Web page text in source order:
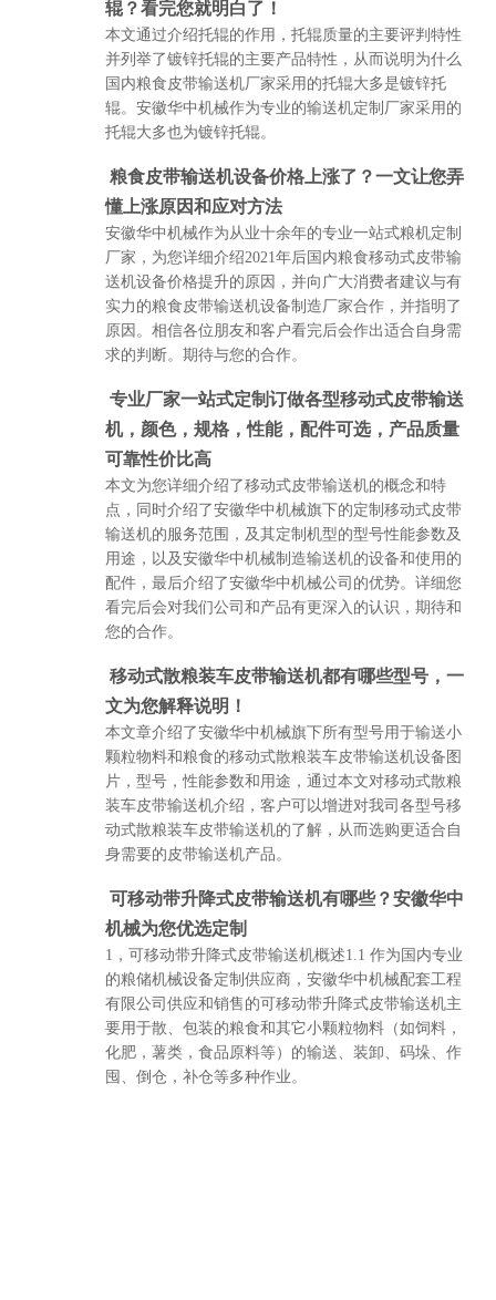
辊？看完您就明白了！
本文通过介绍托辊的作用，托辊质量的主要评判特性
并列举了镀锌托辊的主要产品特性，从而说明为什么
国内粮食皮带输送机厂家采用的托辊大多是镀锌托
辊。安徽华中机械作为专业的输送机定制厂家采用的
托辊大多也为镀锌托辊。
粮食皮带输送机设备价格上涨了？一文让您弄
懂上涨原因和应对方法
安徽华中机械作为从业十余年的专业一站式粮机定制
厂家，为您详细介绍2021年后国内粮食移动式皮带输
送机设备价格提升的原因，并向广大消费者建议与有
实力的粮食皮带输送机设备制造厂家合作，并指明了
原因。相信各位朋友和客户看完后会作出适合自身需
求的判断。期待与您的合作。
专业厂家一站式定制订做各型移动式皮带输送
机，颜色，规格，性能，配件可选，产品质量
可靠性价比高
本文为您详细介绍了移动式皮带输送机的概念和特
点，同时介绍了安徽华中机械旗下的定制移动式皮带
输送机的服务范围，及其定制机型的型号性能参数及
用途，以及安徽华中机械制造输送机的设备和使用的
配件，最后介绍了安徽华中机械公司的优势。详细您
看完后会对我们公司和产品有更深入的认识，期待和
您的合作。
移动式散粮装车皮带输送机都有哪些型号，一
文为您解释说明！
本文章介绍了安徽华中机械旗下所有型号用于输送小
颗粒物料和粮食的移动式散粮装车皮带输送机设备图
片，型号，性能参数和用途，通过本文对移动式散粮
装车皮带输送机介绍，客户可以增进对我司各型号移
动式散粮装车皮带输送机的了解，从而选购更适合自
身需要的皮带输送机产品。
可移动带升降式皮带输送机有哪些？安徽华中
机械为您优选定制
1，可移动带升降式皮带输送机概述1.1 作为国内专业
的粮储机械设备定制供应商，安徽华中机械配套工程
有限公司供应和销售的可移动带升降式皮带输送机主
要用于散、包装的粮食和其它小颗粒物料（如饲料，
化肥，薯类，食品原料等）的输送、装卸、码垛、作
囤、倒仓，补仓等多种作业。